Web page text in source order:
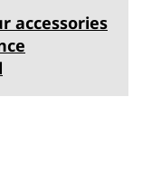
accessories